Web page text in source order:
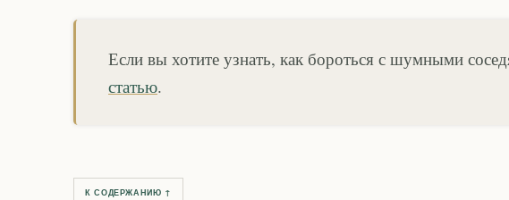
Если вы хотите узнать, как бороться с шумными
статью.
К СОДЕРЖАНИЮ ↑